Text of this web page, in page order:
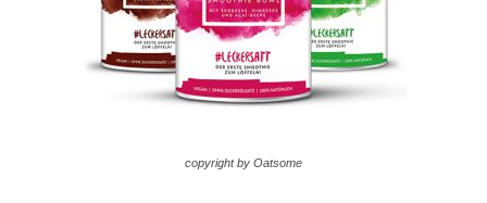
copyright by Oatsome